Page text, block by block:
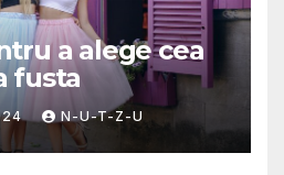
a alege cea
fusta
N-U-T-Z-U